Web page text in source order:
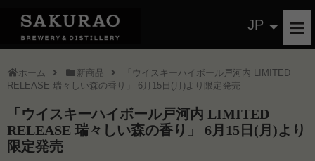
JP
ホーム 新商品
「ウイスキーハイボール戸河内 LIMITED
RELEASE 瑞々しい森の香り」 6月15日(月)より限定発売
「ウイスキーハイボール戸河内 LIMITED
RELEASE 瑞々しい森の香り」 6月15日(月)より
限定発売